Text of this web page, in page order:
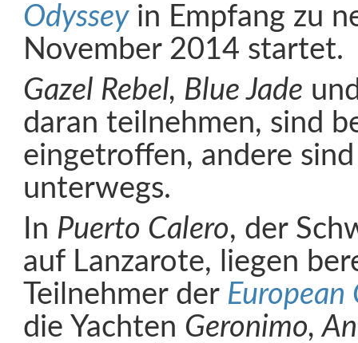
Odysseyin Empfang zu
November 2014 startet.
Gazel Rebel, Blue Jade
daran teilnehmen, sind
eingetroffen, andere
unterwegs.
In Puerto Calero, der
auf Lanzarote, liegen
Teilnehmer der European
die Yachten Geronimo,